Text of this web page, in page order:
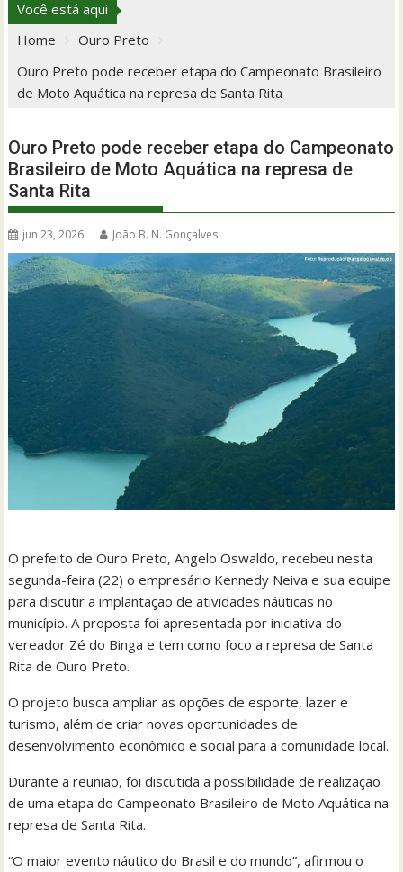
Você está aqui
Home
Ouro Preto
Ouro Preto pode receber etapa do Campeonato Brasileiro
de Moto Aquática na represa de Santa Rita
Ouro Preto pode receber etapa do Campeonato
Brasileiro de Moto Aquática na represa de
Santa Rita
jun 23, 2026 João B. N. Gonçalves
O prefeito de Ouro Preto, Angelo Oswaldo, recebeu nesta
segunda-feira (22) o empresário Kennedy Neiva e sua equipe
para discutir a implantação de atividades náuticas no
município. A proposta foi apresentada por iniciativa do
vereador Zé do Binga e tem como foco a represa de Santa
Rita de Ouro Preto.
O projeto busca ampliar as opções de esporte, lazer e
turismo, além de criar novas oportunidades de
desenvolvimento econômico e social para a comunidade local.
Durante a reunião, foi discutida a possibilidade de realização
de uma etapa do Campeonato Brasileiro de Moto Aquática na
represa de Santa Rita.
“O maior evento náutico do Brasil e do mundo”, afirmou o